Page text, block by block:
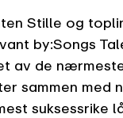
Stille og
by:Songs
av de
sammen med
suksessrike